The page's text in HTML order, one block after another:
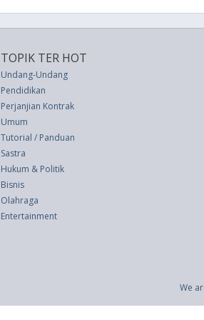
TOPIK TER HOT
Undang-Undang
Pendidikan
Perjanjian Kontrak
Umum
Tutorial / Panduan
Sastra
Hukum & Politik
Bisnis
Olahraga
Entertainment
We